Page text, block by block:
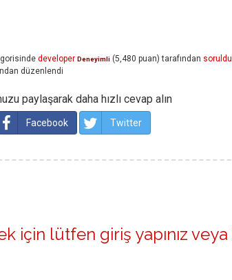
developer Deneyimli (5,480 puan) tarafından soruldu
düzenlendi
paylaşarak daha hızlı cevap alın
Facebook Twitter
için lütfen giriş yapınız veya